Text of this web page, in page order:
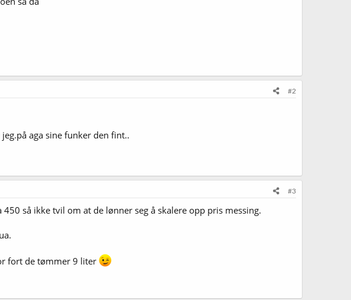
#2
aga sine funker den fint..
#3
så ikke tvil om at de lønner seg å skalere opp pris messing.
fort de tømmer 9 liter